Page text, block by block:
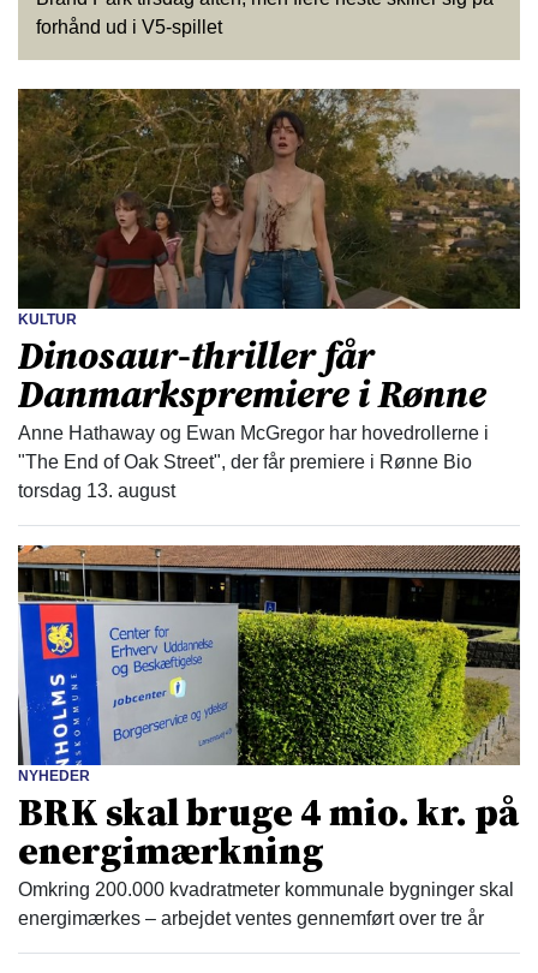
forhånd ud i V5-spillet
KULTUR
Dinosaur-thriller får
Danmarkspremiere i Rønne
Anne Hathaway og Ewan McGregor har hovedrollerne i
"The End of Oak Street", der får premiere i Rønne Bio
torsdag 13. august
NYHEDER
BRK skal bruge 4 mio. kr. på
energimærkning
Omkring 200.000 kvadratmeter kommunale bygninger skal
energimærkes – arbejdet ventes gennemført over tre år